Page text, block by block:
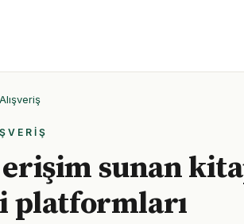
sunan
platformları